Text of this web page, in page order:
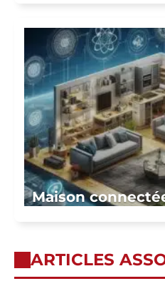
Maison
ARTICLES